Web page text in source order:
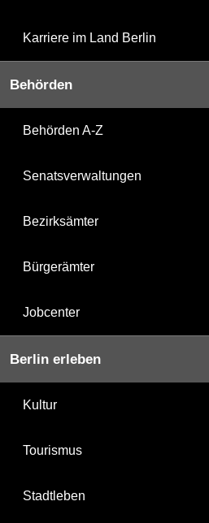
Karriere im Land Berlin
Behörden
Behörden A-Z
Senatsverwaltungen
Bezirksämter
Bürgerämter
Jobcenter
Berlin erleben
Kultur
Tourismus
Stadtleben